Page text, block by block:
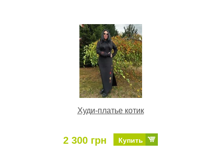
Худи-платье котик
2 300 грн Купить